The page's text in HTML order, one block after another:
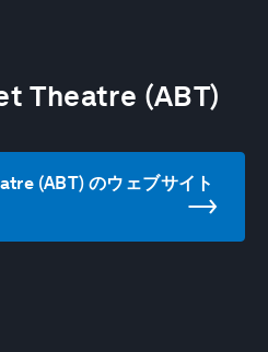
Theatre (ABT)
(ABT) のウェブサイト